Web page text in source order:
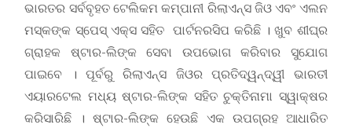
ଭାରତର ସର୍ବବୃହତ ଟେଲିକମ କମ୍ପାନୀ ରିଲାଏନ୍ସ ଜିଓ ଏବଂ ଏଲନ
ମସ୍କଙ୍କ ସ୍ପେସ୍ ଏକ୍ସ ସହିତ ପାର୍ଟନରସିପ କରିଛି । ଖୁବ ଶୀଘ୍ର
ଗ୍ରାହକ ଷ୍ଟାର-ଲିଙ୍କ ସେବା ଉପଭୋଗ କରିବାର ସୁଯୋଗ
ପାଇବେ । ପୂର୍ବରୁ ରିଲାଏନ୍ସ ଜିଓର ପ୍ରତିଦ୍ୱନ୍ଦ୍ୱୀ ଭାରତୀ
ଏୟାରଟେଲ ମଧ୍ୟ ଷ୍ଟାର-ଲିଙ୍କ ସହିତ ଚୁକ୍ତିନାମା ସ୍ୱାକ୍ଷର
କରିସାରିଛି । ଷ୍ଟାର-ଲିଙ୍କ ହେଉଛି ଏକ ଉପଗ୍ରହ ଆଧାରିତ